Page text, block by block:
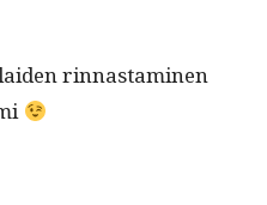
rin­nas­t­a­mi­nen